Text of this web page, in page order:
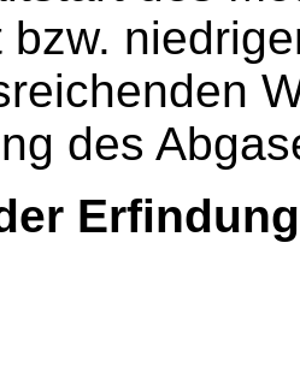
bzw.
des
Erfindung